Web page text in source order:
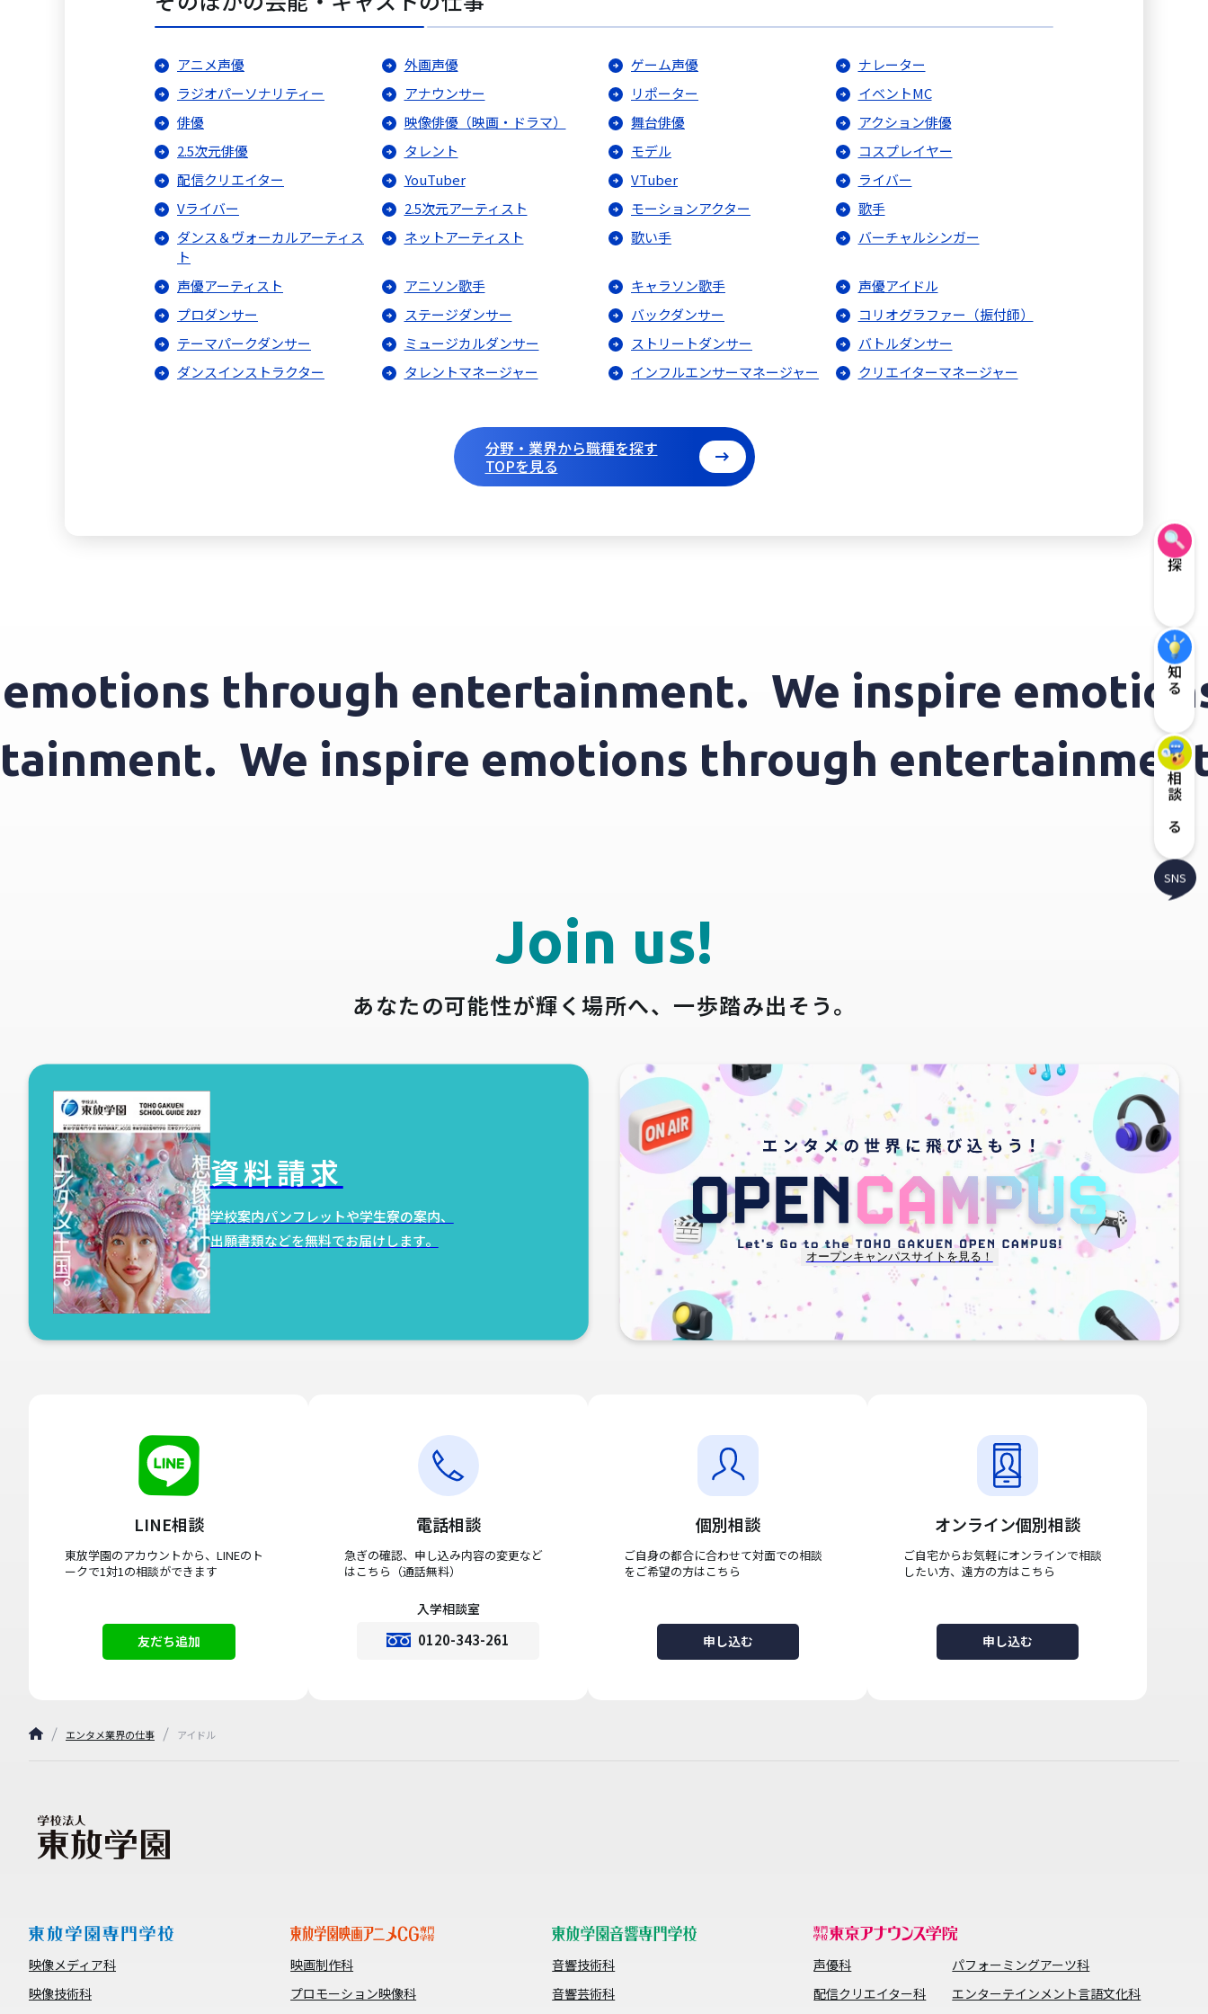
アニメ声優 外画声優 ゲーム声優
ナレーター
ラジオパーソナリティー
アナウンサー リポーター
イベントMC
俳優
映像俳優（映画・ドラマ） 舞台俳優
アクション俳優
2.5次元俳優
タレント モデル
コスプレイヤー
配信クリエイター
YouTuber VTuber
ライバー
Vライバー
2.5次元アーティスト モーションアクター
歌手
ダンス＆ヴォーカルアーティス
ト
ネットアーティスト 歌い手 バーチャルシンガー
声優アーティスト アニソン歌手 キャラソン歌手
声優アイドル
プロダンサー
ステージダンサー バックダンサー
コリオグラファー（振付師）
テーマパークダンサー
ミュージカルダンサー ストリートダンサー
バトルダンサー
ダンスインストラクター
タレントマネージャー インフルエンサーマネージャー クリエイターマネージャー
分野・業界から職種を探す
TOPを見る
探す
知る
相談する
SNS
through entertainment. We inspire emotions
We inspire emotions through
Join us!
あなたの可能性が輝く場所へ、 一歩踏み出そう。
資料請求
学校案内パンフレットや学生寮の案内、
出願書類などを無料でお届けします。
オープンキャンパスサイトを見る！
LINE相談
東放学園のアカウントから、LINEのト
ークで1対1の相談ができます
友だち追加
電話相談
急ぎの確認、申し込み内容の変更など
はこちら（通話無料）
入学相談室
0120-343-261
個別相談
ご自身の都合に合わせて対面での相談
をご希望の方はこちら
申し込む
オンライン個別相談
ご自宅からお気軽にオンラインで相談
したい方、遠方の方はこちら
申し込む
エンタメ業界の仕事 アイドル
映像メディア科
映像技術科
映画制作科
プロモーション映像科
音響技術科
音響芸術科
声優科
配信クリエイター科
パフォーミングアーツ科
エンターテインメント言語文化科